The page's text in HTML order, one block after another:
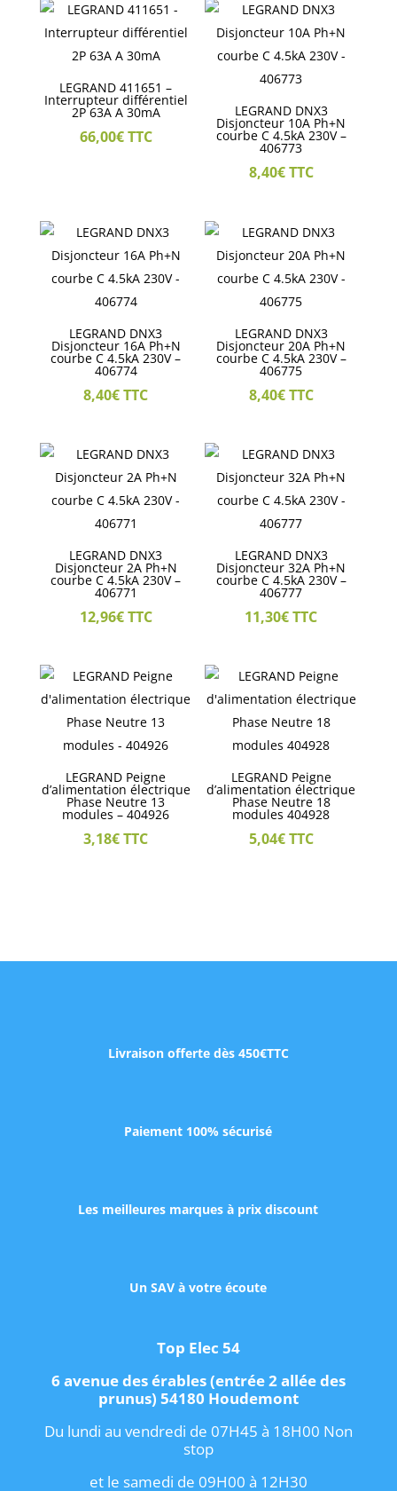
LEGRAND 411651 –
Interrupteur différentiel
2P 63A A 30mA
66,00€TTC
LEGRAND DNX3
Disjoncteur 10A Ph+N
courbe C 4.5kA 230V –
406773
8,40€TTC
LEGRAND DNX3
Disjoncteur 16A Ph+N
courbe C 4.5kA 230V –
406774
8,40€TTC
LEGRAND DNX3
Disjoncteur 20A Ph+N
courbe C 4.5kA 230V –
406775
8,40€TTC
LEGRAND DNX3
Disjoncteur 2A Ph+N
courbe C 4.5kA 230V –
406771
12,96€TTC
LEGRAND DNX3
Disjoncteur 32A Ph+N
courbe C 4.5kA 230V –
406777
11,30€TTC
LEGRAND Peigne
d’alimentation électrique
Phase Neutre 13
modules – 404926
3,18€TTC
LEGRAND Peigne
d’alimentation électrique
Phase Neutre 18
modules 404928
5,04€TTC
Livraison offerte dès 450€TTC
Paiement 100% sécurisé
Les meilleures marques à prix discount
Un SAV à votre écoute
Top Elec 54
6 avenue des érables (entrée 2 allée des
prunus) 54180 Houdemont
Du lundi au vendredi de 07H45 à 18H00 Non
stop
et le samedi de 09H00 à 12H30